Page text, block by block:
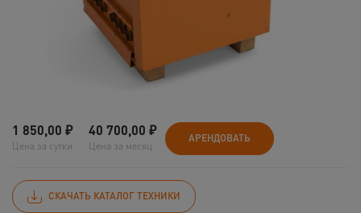
1 850,00 ₽
Цена за сутки
40 700,00 ₽
Цена за месяц
АРЕНДОВАТЬ
СКАЧАТЬ КАТАЛОГ ТЕХНИКИ